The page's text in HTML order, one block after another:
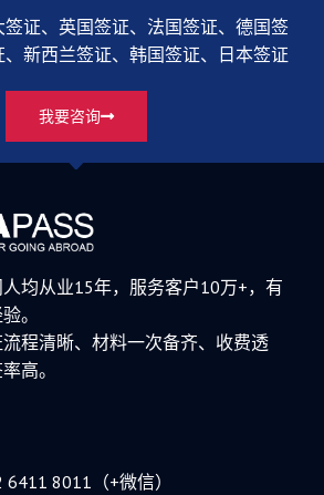
证、英国签证、法国签证、德国签
新西兰签证、韩国签证、日本签证
我要咨询
均从业15年，服务客户10万+，有
。
程清晰、材料一次备齐、收费透
高。
6411 8011（+微信）